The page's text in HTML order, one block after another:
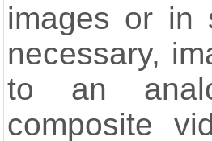
images or in
necessary,
to an
composite